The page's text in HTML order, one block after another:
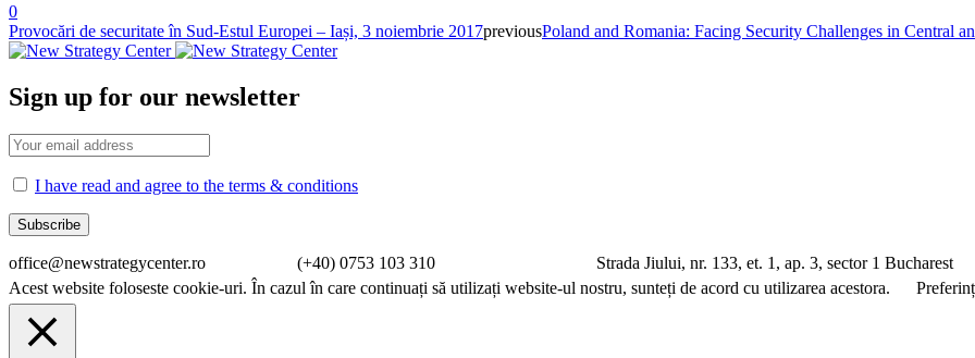
0
Provocări de securitate în Sud-Estul Europei – Iași, 3 noiembrie 2017previousPoland and Romania: Facing Security Challenges in Central
Sign up for our newsletter
I have read and agree to the terms & conditions
office@newstrategycenter.ro (+40) 0753 103 310 Strada Jiului, nr. 133, et. 1, ap. 3, sector 1 Bucharest
Acest website foloseste cookie-uri. În cazul în care continuați să utilizați website-ul nostru, sunteți de acord cu utilizarea acestora.